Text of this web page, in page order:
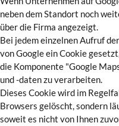
neben dem Standort noch
über die Firma angezeigt.
Bei jedem einzelnen Aufruf
von Google ein Cookie
die Komponente "Google
und -daten zu verarbeiten.
Dieses Cookie wird im
Browsers gelöscht, sondern
soweit es nicht von Ihnen